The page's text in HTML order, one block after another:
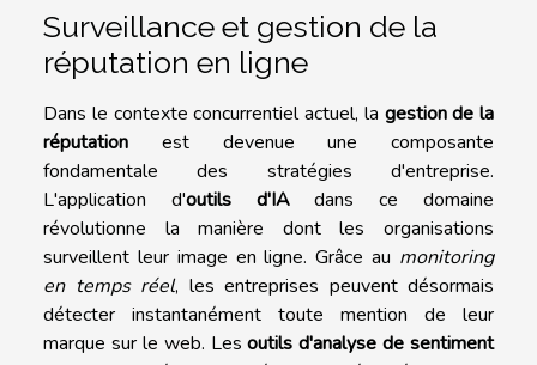
Surveillance et gestion de la
réputation en ligne
Dans le contexte concurrentiel actuel, la gestion de la
réputation est devenue une composante
fondamentale des stratégies d'entreprise.
L'application d'outils d'IAdans ce domaine
révolutionne la manière dont les organisations
surveillent leur image en ligne. Grâce au monitoring
en temps réel, les entreprises peuvent désormais
détecter instantanément toute mention de leur
marque sur le web. Lesoutils d'analyse de sentiment